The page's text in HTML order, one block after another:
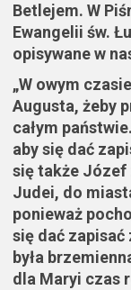
Betlejem. W
Ewangelii św.
opisywane w
„W owym
Augusta, żeby
całym
aby się dać
się także Józef
Judei, do
ponieważ
się dać
była
dla Maryi czas